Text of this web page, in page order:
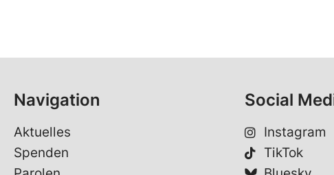
Navigation
Aktuelles
Spenden
Social
Instagram
TikTok